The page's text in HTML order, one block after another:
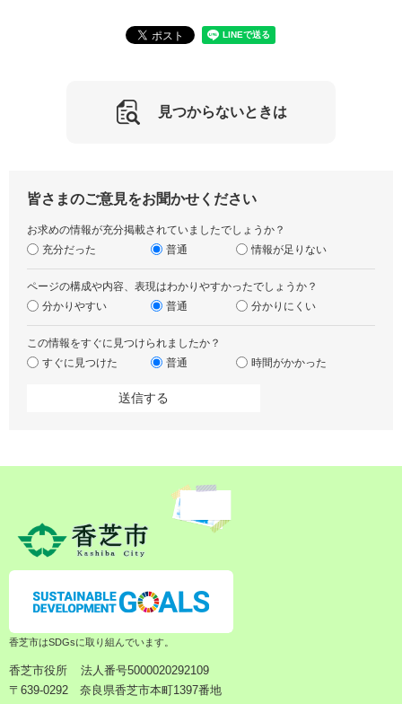
見つからないときは
皆さまのご意見をお聞かせください
お求めの情報が充分掲載されていましたでしょうか？
充分だった
普通 情報が足りない
ページの構成や内容、表現はわかりやすかったでしょうか？
分かりやすい
普通 分かりにくい
この情報をすぐに見つけられましたか？
すぐに見つけた
普通 時間がかかった
香芝市はSDGsに取り組んでいます。
香芝市役所
法人番号5000020292109
〒639-0292 奈良県香芝市本町1397番地